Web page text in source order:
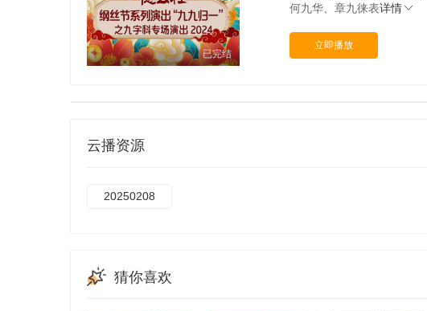
已完结
何九华、章九徕表详情
立即播放
云播资源
20250208
猜你喜欢